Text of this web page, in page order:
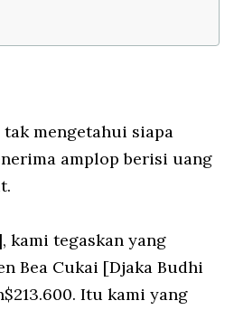
mengetahui siapa
amplop berisi uang
kami tegaskan yang
Bea Cukai [Djaka Budhi
Itu kami yang